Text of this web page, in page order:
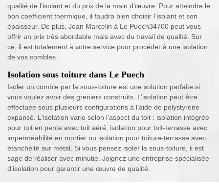
qualité de l’isolant et du prix de la main d’œuvre. Pour atteindre le
bon coefficient thermique, il faudra bien choisir l’isolant et son
épaisseur. De plus, Jean Marcelin à Le Puech34700 peut vous
offrir un prix très abordable mais avec du travail de qualité. Sur
ce, il est totalement à votre service pour procéder à une isolation
de vos combles.
Isolation sous toiture dans Le Puech
Isoler un comble par la sous-toiture est une solution parfaite si
vous voulez avoir des greniers construits. L’isolation peut être
effectuée sous plusieurs configurations à l'aide de polystyrène
expansé. L'isolation varie selon l’aspect du toit : isolation intégrée
pour toit en pente avec toit aéré, isolation pour toit-terrasse avec
imperméabilité en mortier ou isolation pour toiture-terrasse avec
étanchéité sur métal. Si vous pensez isoler la sous-toiture, il est
sage de réaliser avec minutie. Joignez une entreprise spécialisée
d’isolation pour garantir une œuvre de qualité.